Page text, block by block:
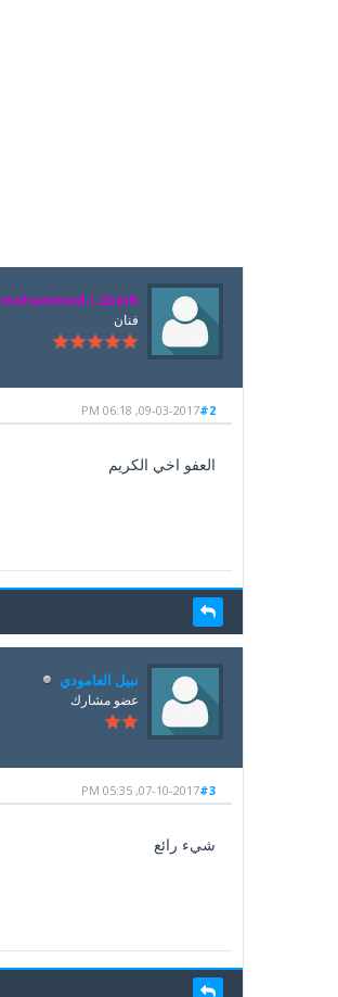
mohammed.i.sbeih
فنان
#2
09-03-2017, 06:18 PM
العفو اخي الكريم
نبيل العامودي
عضو مشارك
#3
07-10-2017, 05:35 PM
شيء رائع